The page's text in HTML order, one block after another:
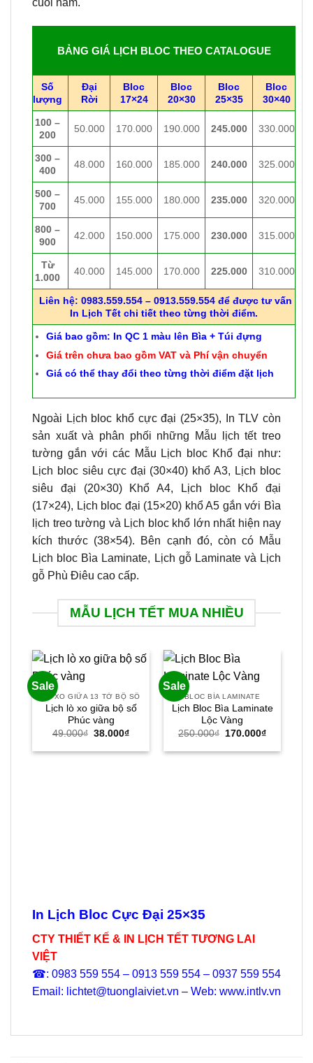
cuối năm.
BẢNG GIÁ LỊCH BLOC THEO CATALOGUE
Số
lượng
Đại
Rời
Bloc
17×24
Bloc
20×30
Bloc
25×35
Bloc
30×40
100 –
200
50.000 170.000 190.000 245.000 330.000
300 –
400
48.000 160.000 185.000 240.000 325.000
500 –
700
45.000 155.000 180.000 235.000 320.000
800 –
900
42.000 150.000 175.000 230.000 315.000
Từ
1.000
40.000 145.000 170.000 225.000 310.000
Liên hệ: 0983.559.554 – 0913.559.554 để được tư vấn
In Lịch Tết chi tiết theo từng thời điểm.
Giá bao gồm: In QC 1 màu lên Bìa + Túi đựng
Giá trên chưa bao gồm VAT và Phí vận chuyển
Giá có thể thay đổi theo từng thời điểm đặt lịch
Ngoài Lịch bloc khổ cực đại (25×35), In TLV còn
sản xuất và phân phối những Mẫu lịch tết treo
tường gắn với các Mẫu Lịch bloc Khổ đại như:
Lịch bloc siêu cực đại (30×40) khổ A3, Lịch bloc
siêu đại (20×30) Khổ A4, Lịch bloc Khổ đại
(17×24), Lịch bloc đại (15×20) khổ A5 gắn với Bìa
lịch treo tường và Lịch bloc khổ lớn nhất hiện nay
kích thước (38×54). Bên cạnh đó, còn có Mẫu
Lịch bloc Bìa Laminate, Lịch gỗ Laminate và Lịch
gỗ Phù Điêu cao cấp.
MẪU LỊCH TẾT MUA NHIỀU
Sale
LÒ XO GIỮA 13 TỜ BỘ SỐ
Lịch lò xo giữa bộ số
Phúc vàng
49.000₫ Giá
là:
38.000₫Giá
tại
Sale
BLOC BÌA LAMINATE
Lịch Bloc Bìa Laminate
Lộc Vàng
250.000₫
Giá
là:
170.000₫Giá
tại
In Lịch Bloc Cực Đại 25×35
CTY THIẾT KẾ & IN LỊCH TẾT TƯƠNG LAI
VIỆT
☎: 0983 559 554 – 0913 559 554 – 0937 559 554
Email: lichtet@tuonglaiviet.vn – Web: www.intlv.vn